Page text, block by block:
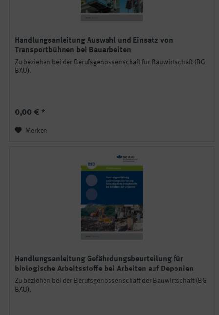
Handlungsanleitung Auswahl und Einsatz von
Transportbühnen bei Bauarbeiten
Zu beziehen bei der Berufsgenossenschaft für Bauwirtschaft (BG
BAU).
0,00 € *
Merken
Handlungsanleitung Gefährdungsbeurteilung für
biologische Arbeitsstoffe bei Arbeiten auf Deponien
Zu beziehen bei der Berufsgenossenschaft der Bauwirtschaft (BG
BAU).